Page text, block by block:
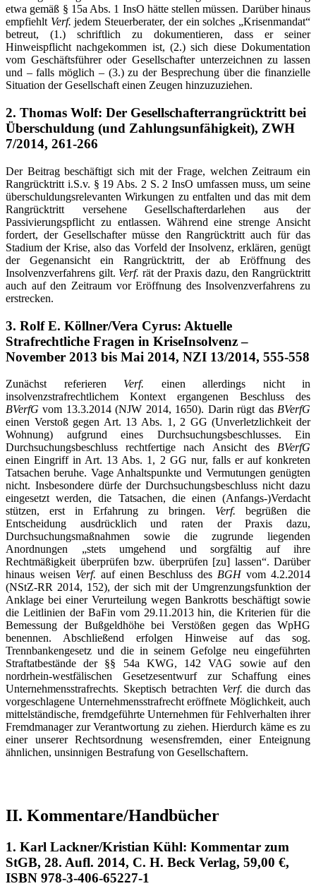
etwa gemäß § 15a Abs. 1 InsO hätte stellen müssen. Darüber hinaus
empfiehlt Verf. jedem Steuerberater, der ein solches „Krisenmandat“
betreut, (1.) schriftlich zu dokumentieren, dass er seiner
Hinweispflicht nachgekommen ist, (2.) sich diese Dokumentation
vom Geschäftsführer oder Gesellschafter unterzeichnen zu lassen
und – falls möglich – (3.) zu der Besprechung über die finanzielle
Situation der Gesellschaft einen Zeugen hinzuzuziehen.
2. Thomas Wolf: Der Gesellschafterrangrücktritt bei
Überschuldung (und Zahlungsunfähigkeit), ZWH
7/2014, 261-266
Der Beitrag beschäftigt sich mit der Frage, welchen Zeitraum ein
Rangrücktritt i.S.v. § 19 Abs. 2 S. 2 InsO umfassen muss, um seine
überschuldungsrelevanten Wirkungen zu entfalten und das mit dem
Rangrücktritt versehene Gesellschafterdarlehen aus der
Passivierungspflicht zu entlassen. Während eine strenge Ansicht
fordert, der Gesellschafter müsse den Rangrücktritt auch für das
Stadium der Krise, also das Vorfeld der Insolvenz, erklären, genügt
der Gegenansicht ein Rangrücktritt, der ab Eröffnung des
Insolvenzverfahrens gilt. Verf. rät der Praxis dazu, den Rangrücktritt
auch auf den Zeitraum vor Eröffnung des Insolvenzverfahrens zu
erstrecken.
3. Rolf E. Köllner/Vera Cyrus: Aktuelle
Strafrechtliche Fragen in KriseInsolvenz –
November 2013 bis Mai 2014, NZI 13/2014, 555-558
Zunächst referieren Verf. einen allerdings nicht in
insolvenzstrafrechtlichem Kontext ergangenen Beschluss des
BVerfG vom 13.3.2014 (NJW 2014, 1650). Darin rügt das BVerfG
einen Verstoß gegen Art. 13 Abs. 1, 2 GG (Unverletzlichkeit der
Wohnung) aufgrund eines Durchsuchungsbeschlusses. Ein
Durchsuchungsbeschluss rechtfertige nach Ansicht des BVerfG
einen Eingriff in Art. 13 Abs. 1, 2 GG nur, falls er auf konkreten
Tatsachen beruhe. Vage Anhaltspunkte und Vermutungen genügten
nicht. Insbesondere dürfe der Durchsuchungsbeschluss nicht dazu
eingesetzt werden, die Tatsachen, die einen (Anfangs-)Verdacht
stützen, erst in Erfahrung zu bringen. Verf. begrüßen die
Entscheidung ausdrücklich und raten der Praxis dazu,
Durchsuchungsmaßnahmen sowie die zugrunde liegenden
Anordnungen „stets umgehend und sorgfältig auf ihre
Rechtmäßigkeit überprüfen bzw. überprüfen [zu] lassen“. Darüber
hinaus weisen Verf. auf einen Beschluss des BGHvom 4.2.2014
(NStZ-RR 2014, 152), der sich mit der Umgrenzungsfunktion der
Anklage bei einer Verurteilung wegen Bankrotts beschäftigt sowie
die Leitlinien der BaFin vom 29.11.2013 hin, die Kriterien für die
Bemessung der Bußgeldhöhe bei Verstößen gegen das WpHG
benennen. Abschließend erfolgen Hinweise auf das sog.
Trennbankengesetz und die in seinem Gefolge neu eingeführten
Straftatbestände der §§ 54a KWG, 142 VAG sowie auf den
nordrhein-westfälischen Gesetzesentwurf zur Schaffung eines
Unternehmensstrafrechts. Skeptisch betrachten Verf. die durch das
vorgeschlagene Unternehmensstrafrecht eröffnete Möglichkeit, auch
mittelständische, fremdgeführte Unternehmen für Fehlverhalten ihrer
Fremdmanager zur Verantwortung zu ziehen. Hierdurch käme es zu
einer unserer Rechtsordnung wesensfremden, einer Enteignung
ähnlichen, unsinnigen Bestrafung von Gesellschaftern.
II. Kommentare/Handbücher
1. Karl Lackner/Kristian Kühl: Kommentar zum
StGB, 28. Aufl. 2014, C. H. Beck Verlag, 59,00 €,
ISBN 978-3-406-65227-1